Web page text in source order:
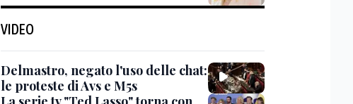
VIDEO
Delmastro, negato l'uso delle chat:
le proteste di Avs e M5s